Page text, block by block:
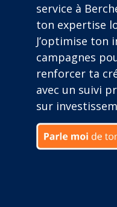
service à
ton expertise
J’optimise ton
campagnes
renforcer ta
avec un suivi
sur